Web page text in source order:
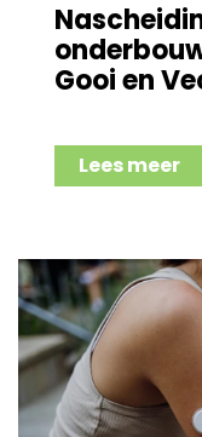
Gooi en
Lees meer